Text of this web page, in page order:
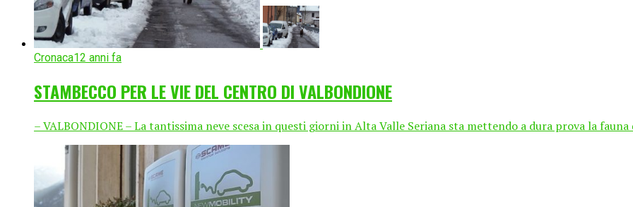
Cronaca12 anni fa
STAMBECCO PER LE VIE DEL CENTRO DI VALBONDIONE
– VALBONDIONE – La tantissima neve scesa in questi giorni in Alta Valle Seriana sta mettendo a dura prova la fauna